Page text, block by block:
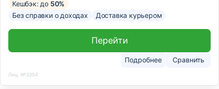
Кешбэк: до 50%
Без справки о доходах
Доставка курьером
Подробнее Сравнить
Перейти
Лиц. №3354